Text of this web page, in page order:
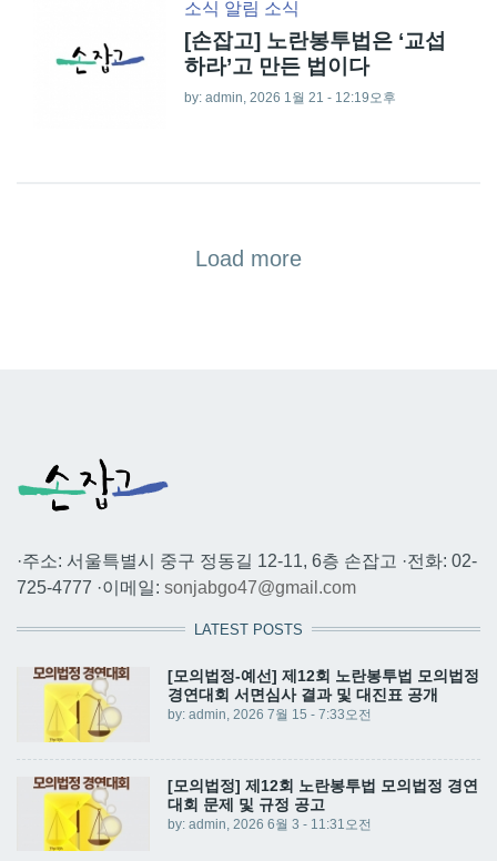
소식 알림 소식
[손잡고] 노란봉투법은 ‘교섭
하라’고 만든 법이다
by: admin , 2026 1월 21 - 12:19오후
Load more
·주소: 서울특별시 중구 정동길 12-11, 6층 손잡고 ·전화: 02-
725-4777 ·이메일: sonjabgo47@gmail.com
LATEST POSTS
[모의법정-예선] 제12회 노란봉투법 모의법정
경연대회 서면심사 결과 및 대진표 공개
by: admin, 2026 7월 15 - 7:33오전
[모의법정] 제12회 노란봉투법 모의법정 경연
대회 문제 및 규정 공고
by: admin , 2026 6월 3 - 11:31오전